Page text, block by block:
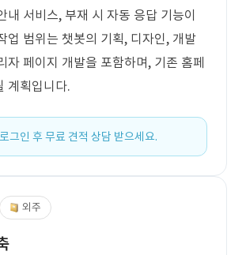
내 서비스, 부재 시 자동 응답 기능이
업 범위는 챗봇의 기획, 디자인, 개발
자 페이지 개발을 포함하며, 기존 홈페
계획입니다.
로그인 후 무료 견적 상담 받으세요.
외주